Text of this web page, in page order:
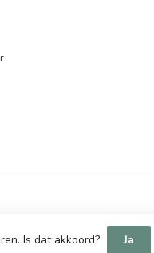
Is dat akkoord? Ja